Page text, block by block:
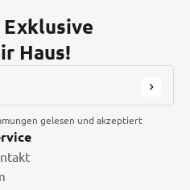
Haus!
gelesen und akzeptiert